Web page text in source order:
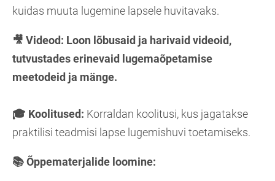
kuidas muuta lugemine lapsele huvitavaks.
🎥 Videod: Loon lõbusaid ja harivaid videoid,
tutvustades erinevaid lugemaõpetamise
meetodeid ja mänge.
🎓 Koolitused: Korraldan koolitusi, kus jagatakse
praktilisi teadmisi lapse lugemishuvi toetamiseks.
📚 Õppematerjalide loomine: